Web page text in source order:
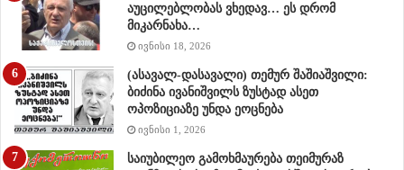
აუცილებლობას ვხედავ… ეს დრომ
მიკარნახა…
ივნისი 18, 2026
(ასავალ-დასავალი) თემურ შაშიაშვილი:
ბიძინა ივანიშვილს ზუსტად ასეთ
ოპოზიციაზე უნდა ეოცნება
ივნისი 1, 2026
საიუბილეო გამოხმაურება თეიმურაზ